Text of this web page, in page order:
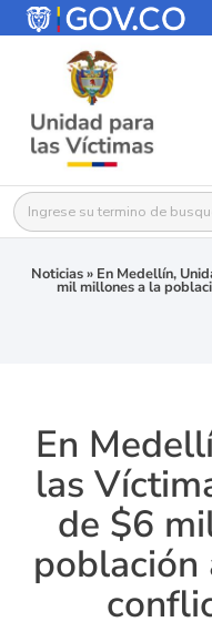
Buscar:
Noticias» En Medellín,
mil millones a la
En
las
de $6